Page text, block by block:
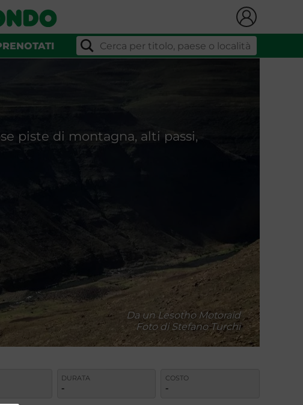
piste di montagna, alti passi,
Da un Lesotho Motoraid
Foto di Stefano Turchi
DURATA
-
COSTO
-